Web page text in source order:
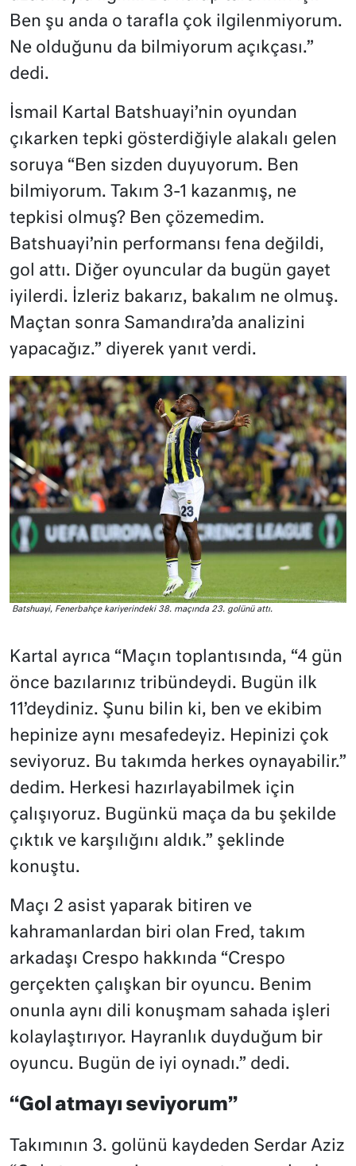
Ben şu anda o tarafla çok ilgilenmiyorum.
Ne olduğunu da bilmiyorum açıkçası.”
dedi.
İsmail Kartal Batshuayi’nin oyundan
çıkarken tepki gösterdiğiyle alakalı gelen
soruya “Ben sizden duyuyorum. Ben
bilmiyorum. Takım 3-1 kazanmış, ne
tepkisi olmuş? Ben çözemedim.
Batshuayi’nin performansı fena değildi,
gol attı. Diğer oyuncular da bugün gayet
iyilerdi. İzleriz bakarız, bakalım ne olmuş.
Maçtan sonra Samandıra’da analizini
yapacağız.” diyerek yanıt verdi.
Batshuayi, Fenerbahçe kariyerindeki 38. maçında 23. golünü attı.
Kartal ayrıca “Maçın toplantısında, “4 gün
önce bazılarınız tribündeydi. Bugün ilk
11’deydiniz. Şunu bilin ki, ben ve ekibim
hepinize aynı mesafedeyiz. Hepinizi çok
seviyoruz. Bu takımda herkes oynayabilir.”
dedim. Herkesi hazırlayabilmek için
çalışıyoruz. Bugünkü maça da bu şekilde
çıktık ve karşılığını aldık.” şeklinde
konuştu.
Maçı 2 asist yaparak bitiren ve
kahramanlardan biri olan Fred, takım
arkadaşı Crespo hakkında “Crespo
gerçekten çalışkan bir oyuncu. Benim
onunla aynı dili konuşmam sahada işleri
kolaylaştırıyor. Hayranlık duyduğum bir
oyuncu. Bugün de iyi oynadı.” dedi.
“Gol atmayı seviyorum”
Takımının 3. golünü kaydeden Serdar Aziz